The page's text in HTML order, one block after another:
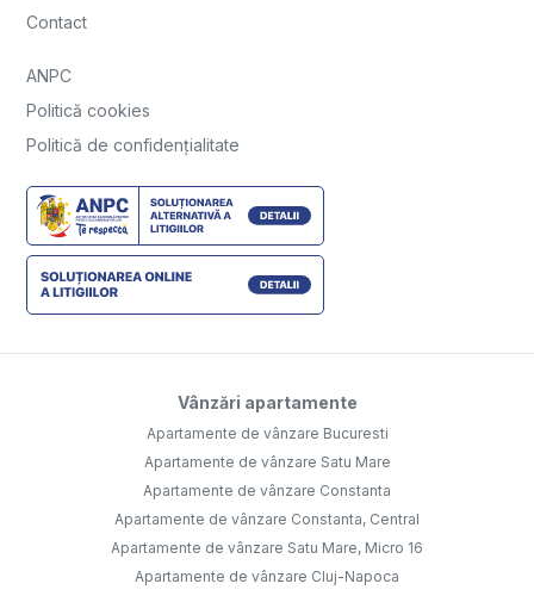
Contact
ANPC
Politică cookies
Politică de confidențialitate
Vânzări apartamente
Apartamente de vânzare Bucuresti
Apartamente de vânzare Satu Mare
Apartamente de vânzare Constanta
Apartamente de vânzare Constanta, Central
Apartamente de vânzare Satu Mare, Micro 16
Apartamente de vânzare Cluj-Napoca